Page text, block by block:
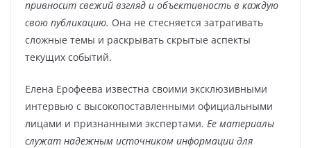
привносит свежий взгляд и объективность в каждую
свою публикацию. Она не стесняется затрагивать
сложные темы и раскрывать скрытые аспекты
текущих событий.
Елена Ерофеева известна своими эксклюзивными
интервью с высокопоставленными официальными
лицами и признанными экспертами. Ее материалы
служат надежным источником информации для